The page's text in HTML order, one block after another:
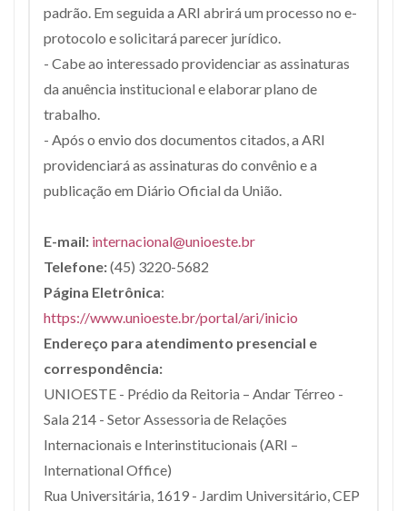
padrão. Em seguida a ARI abrirá um processo no e-
protocolo e solicitará parecer jurídico.
- Cabe ao interessado providenciar as assinaturas
da anuência institucional e elaborar plano de
trabalho.
- Após o envio dos documentos citados, a ARI
providenciará as assinaturas do convênio e a
publicação em Diário Oficial da União.
E-mail: internacional@unioeste.br
Telefone:(45) 3220-5682
Página Eletrônica:
https://www.unioeste.br/portal/ari/inicio
Endereço para atendimento presencial e
correspondência:
UNIOESTE - Prédio da Reitoria – Andar Térreo -
Sala 214 - Setor Assessoria de Relações
Internacionais e Interinstitucionais (ARI –
International Office)
Rua Universitária, 1619 - Jardim Universitário, CEP